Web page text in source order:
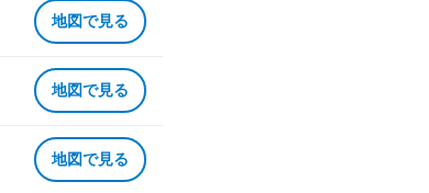
地図で見る
地図で見る
地図で見る